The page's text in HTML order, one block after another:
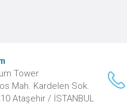
Tower
Mah. Kardelen Sok.
Ataşehir / İSTANBUL